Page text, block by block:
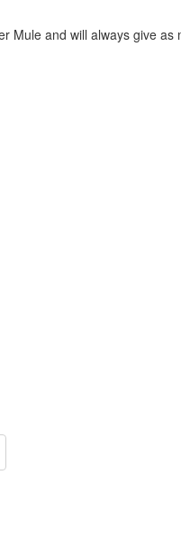
Mule and will always give